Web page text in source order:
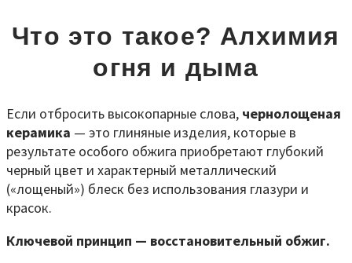
Что это такое? Алхимия
огня и дыма
Если отбросить высокопарные слова, чернолощеная
керамика — это глиняные изделия, которые в
результате особого обжига приобретают глубокий
черный цвет и характерный металлический
(«лощеный») блеск без использования глазури и
красок.
Ключевой принцип — восстановительный обжиг.